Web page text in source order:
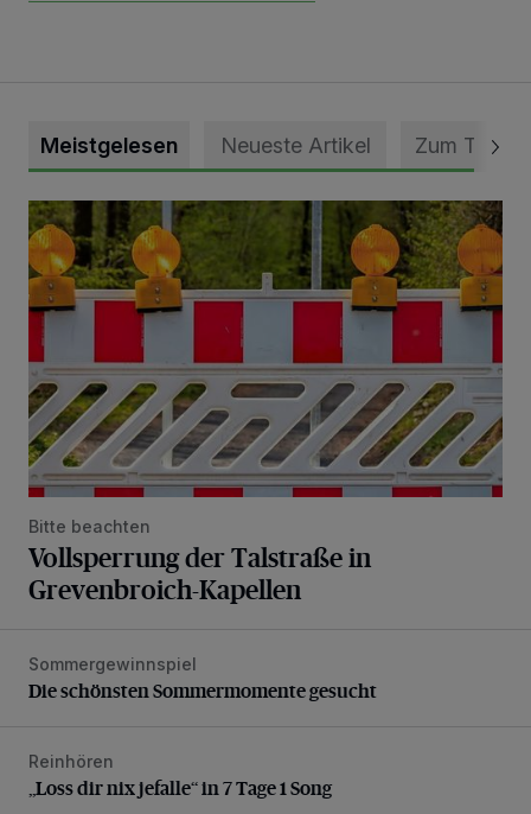
Meistgelesen Neueste Artikel Zum Thema
Vollsperrung der Talstraße in Grevenbroich-Kapellen
Bitte beachten
Vollsperrung der Talstraße in
Grevenbroich-Kapellen
Die schönsten Sommermomente gesucht
Sommergewinnspiel
Die schönsten Sommermomente gesucht
„Loss dir nix jefalle“ in 7 Tage 1 Song
Reinhören
„Loss dir nix jefalle“ in 7 Tage 1 Song